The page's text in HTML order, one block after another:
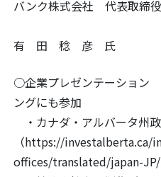
バンク株式会社 代表取締役
有 田 稔 彦 氏
○企業プレゼンテーション
ングにも参加
・カナダ・アルバ
（https://investalberta.ca/
offices/translated/japan-JP/